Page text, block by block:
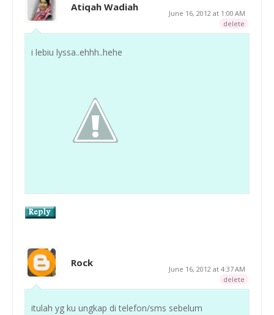
Atiqah Wadiah
June 16, 2012 at 1:00 AM
delete
i lebiu lyssa..ehhh..hehe
Rock
June 16, 2012 at 4:37 AM
delete
itulah yg ku ungkap di telefon/sms sebelum